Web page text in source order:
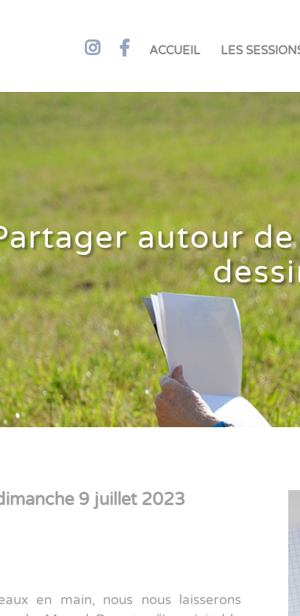
ACCUEIL LES
autour
9 juillet 2023
en main, nous nous laisserons